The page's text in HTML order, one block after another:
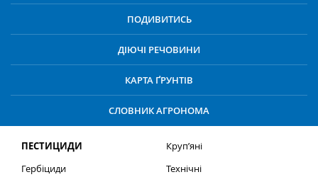
ПОДИВИТИСЬ
ДІЮЧІ РЕЧОВИНИ
КАРТА ҐРУНТІВ
СЛОВНИК АГРОНОМА
ПЕСТИЦИДИ
Гербіциди
Круп’яні
Технічні